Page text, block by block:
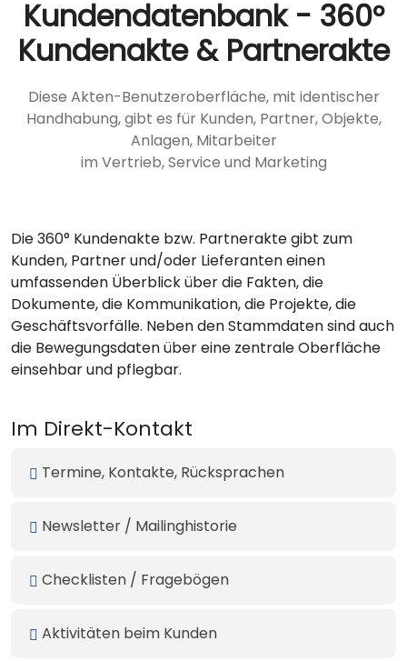
Kundendatenbank - 360°
Kundenakte & Partnerakte
Diese Akten-Benutzeroberfläche, mit identischer
Handhabung, gibt es für Kunden, Partner, Objekte,
Anlagen, Mitarbeiter
im Vertrieb, Service und Marketing
Die 360° Kundenakte bzw. Partnerakte gibt zum
Kunden, Partner und/oder Lieferanten einen
umfassenden Überblick über die Fakten, die
Dokumente, die Kommunikation, die Projekte, die
Geschäftsvorfälle. Neben den Stammdaten sind auch
die Bewegungsdaten über eine zentrale Oberfläche
einsehbar und pflegbar.
Im Direkt-Kontakt
Termine, Kontakte, Rücksprachen
Newsletter / Mailinghistorie
Checklisten / Fragebögen
Aktivitäten beim Kunden